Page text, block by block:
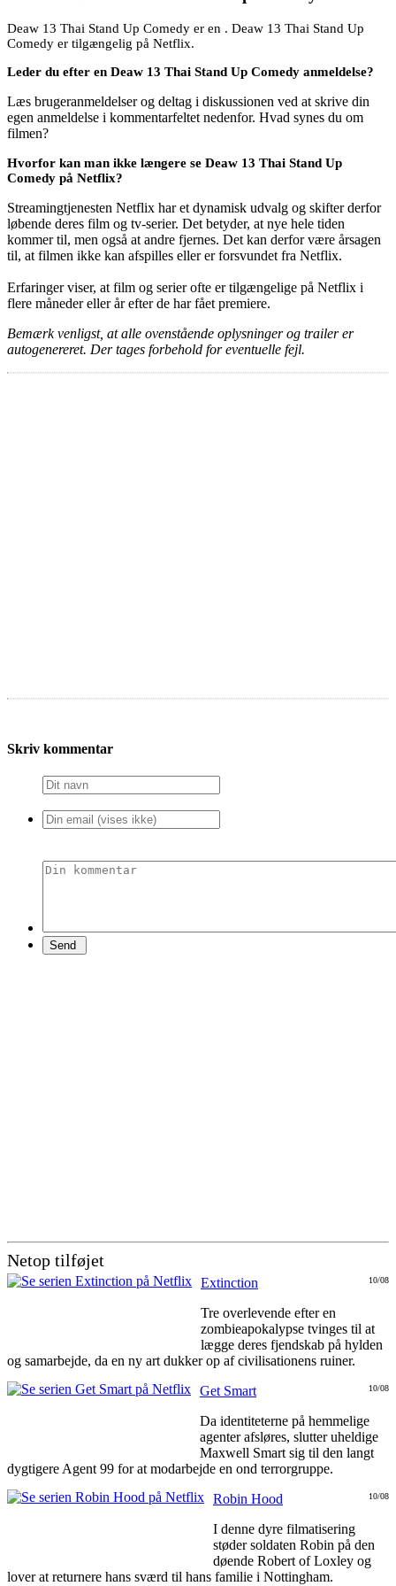
Deaw 13 Thai Stand Up Comedy er en . Deaw 13 Thai Stand Up
Comedy er tilgængelig på Netflix.
Leder du efter en Deaw 13 Thai Stand Up Comedy anmeldelse?
Læs brugeranmeldelser og deltag i diskussionen ved at skrive din
egen anmeldelse i kommentarfeltet nedenfor. Hvad synes du om
filmen?
Hvorfor kan man ikke længere se Deaw 13 Thai Stand Up
Comedy på Netflix?
Streamingtjenesten Netflix har et dynamisk udvalg og skifter derfor
løbende deres film og tv-serier. Det betyder, at nye hele tiden
kommer til, men også at andre fjernes. Det kan derfor være årsagen
til, at filmen ikke kan afspilles eller er forsvundet fra Netflix.
Erfaringer viser, at film og serier ofte er tilgængelige på Netflix i
flere måneder eller år efter de har fået premiere.
Bemærk venligst, at alle ovenstående oplysninger og trailer er
autogenereret. Der tages forbehold for eventuelle fejl.
Skriv kommentar
Netop tilføjet
10/08
Extinction
Tre overlevende efter en
zombieapokalypse tvinges til at
lægge deres fjendskab på hylden
og samarbejde, da en ny art dukker op af civilisationens ruiner.
10/08
Get Smart
Da identiteterne på hemmelige
agenter afsløres, slutter uheldige
Maxwell Smart sig til den langt
dygtigere Agent 99 for at modarbejde en ond terrorgruppe.
10/08
Robin Hood
I denne dyre filmatisering
støder soldaten Robin på den
døende Robert of Loxley og
lover at returnere hans sværd til hans familie i Nottingham.